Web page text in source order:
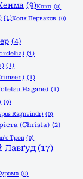
(9)Коко (0)
(1)Коля Перваков (0)
(4)
(1)
(1)
(1)
Hagane) (1)
(0)
Ragnvindr) (0)
(Christa) (2)
Троп (0)
Лавґуд (17)
(0)